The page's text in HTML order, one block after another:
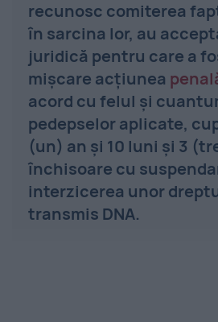
recunosc comiterea
în sarcina lor, au
juridică pentru care a
mişcare acţiunea
acord cu felul şi
pedepselor aplicate,
(un) an şi 10 luni şi 3
închisoare cu
interzicerea unor
transmis DNA.